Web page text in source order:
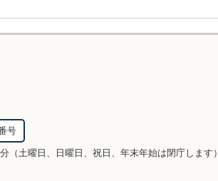
号
土曜日、日曜日、祝日、年末年始は閉庁します）